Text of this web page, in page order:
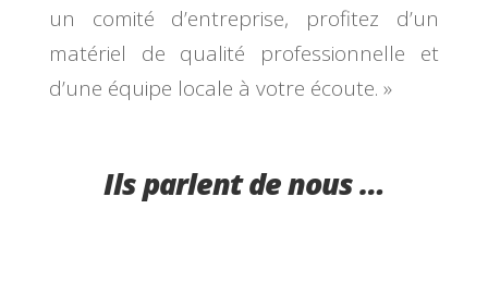
un comité d’entreprise, profitez d’un
matériel de qualité professionnelle et
d’une équipe locale à votre écoute. »
Ils parlent de nous …